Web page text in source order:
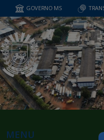
GOVERNO MS
MENU